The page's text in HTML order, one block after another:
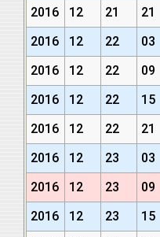
2016
12 21 21
2016
12 22 03
2016
12 22 09
2016
12 22 15
2016
12 22 21
2016
12 23 03
2016
12 23 09
2016
12 23 15